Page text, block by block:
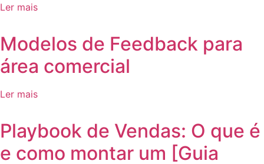
Ler mais
Modelos de Feedback para
área comercial
Ler mais
Playbook de Vendas: O que é
e como montar um [Guia